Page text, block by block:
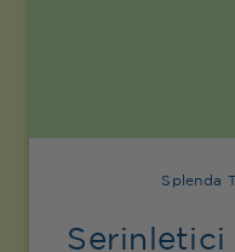
Splenda
Serinletici